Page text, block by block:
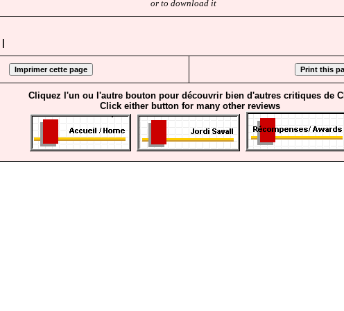
or to download it
Cliquez l'un ou l'autre bouton pour découvrir bien d'autres critiques de
Click either button for many other reviews